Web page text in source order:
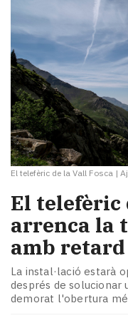
El telefèric de la Vall Fosca |
El telefèric
arrenca la
amb retard
La instal·lació estarà
després de solucionar
demorat l'obertura